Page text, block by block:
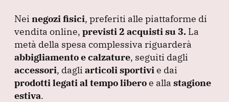
Nei negozi fisici, preferiti alle piattaforme di
vendita online, previsti 2 acquisti su 3. La
metà della spesa complessiva riguarderà
abbigliamento e calzature, seguiti dagli
accessori, dagli articoli sportivi e dai
prodotti legati al tempo liberoe alla stagione
estiva.